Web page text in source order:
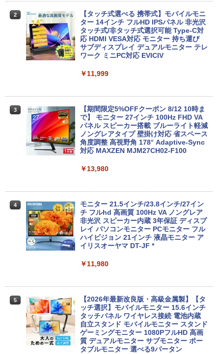
Anker Soundcore Liberty 5 ミッドナイトブ
ラック
￥14,990
るーとゅーす コードレス ENCノイズキャン
セリング 自動ペアリング Type-C充電 マイク
付き 防水 タッチ式音量調整 スポーツ/通勤/通
学/WEB会議(ホワイト)
￥1,964
￥3,480
見知らぬ糸
￥250
On My Road (Stadium ver.)
￥1,380
by Amazon 天然水ラベルレス 2L×9本
￥1,117
art Basic)
￥1,625
コカ・コーラ やかんの麦茶 from 爽健美茶 ラ
ONE PIECE モノクロ版 115 (ジャンプコミッ
クスDIGITAL)
￥594
￥572
スーパーの裏でヤニ吸うふたり 9巻 (デジタル
版ビッグガンガンコミックス)
￥810
【マラソンセール期間中ポイント5倍】
【OSなし】 中古ノートパソコン 第8世代
Core i5 富士通 LIFEBOOK A579/B メモ
リ8GB HDD500GB 15.6インチ HDMI テ
る 7日保証 送料無料 2営業日以内に発送
＼★最大2555円OFFクーポン★／【テン
キー搭載内蔵】中古ノートパソコン 東芝
dynabook B55 シリーズ 15.6インチ Co
re i5 第6世代 メモリ8 GSSD128G Wind
ffice付き 中古パソコン 中古ノートPC 整
￥14,555
レビュー投稿 5年保証｜MS Office 2024
H&B 搭載｜中古 ノートパソコン Windo
ws11 Office付｜スペック Core i5 第7世
キー DVDドライブ搭載 CD DVD 再生可
￥19,800
MS限定クーポンあり! 【Win11正式対
応】Webカメラ&テンキー付き ノートパ
ソコン 中古 パソコン メモリ 8GB 最大3
￥33,800
【全商品10%OFF+P5倍】Dell OptiPlex
3070 Micro 第9世代 Core i5 Windows1
1 Pro メモリ 8GB/16GB SSD 256GB/51
DisplayPort WPS Office付き デスクト
￥35,000
超得2,500円OFF&P2倍｜Windows11正
式対応｜楽天1位｜最大180日保証｜CPU
Windows11 office付き｜メモリ8GB SS
可能｜デスクトップ 中古｜中古PC
￥34,800
デスクトップパソコン Windows11 Offic
Core i5-6500 i5 i7-14700F｜ SSD 256G
ム 本体のみ PC 高スペッ 初期設定済み
￥45,700
【中古】初心者も安心！おまかせゲーミ
ングセット SILVER 中古デスクトップPC
2
【タッチ式選べる 携帯式】モバイルモニ
ター 14インチ フルHD IPSパネル 非光沢
タッチ式/非タッチ式選択可能 Type-C対
応 HDMI VESA対応 モニター 持ち運び
サブディスプレイ デュアルモニター テレ
ワーク ミニPC対応 EVICIV
￥11,999
3
【期間限定5%OFFクーポン 8/12 10時ま
で】 モニター 27インチ 100Hz FHD VA
パネル スピーカー搭載 ブルーライト軽減
ノングレアタイプ 壁掛け対応 省スペース
角度調整 高視野角 178° Adaptive-Sync
対応 MAXZEN MJM27CH02-F100
￥13,980
4
モニター 21.5インチ/23.8インチ/27イン
チ フルhd 高画質 100Hz VA ノングレア
非光沢 スピーカー内蔵 3年保証 ディスプ
レイ パソコンモニター PCモニター フル
ハイビジョン 21インチ 液晶モニター ア
イリスオーヤマ DT-JF *
￥11,980
5
【2026年最新改良版・高級金属製】【タ
ッチ選択】モバイルモニター 15.6インチ
タッチパネル ワイヤレス接続 電池内蔵
自立スタンド モバイルモニター スタンド
ゲーミングモニター 1080PフルHD 高画
質 デュアルモニター サブモニター ポー
タブルモニター 選べる9パータン